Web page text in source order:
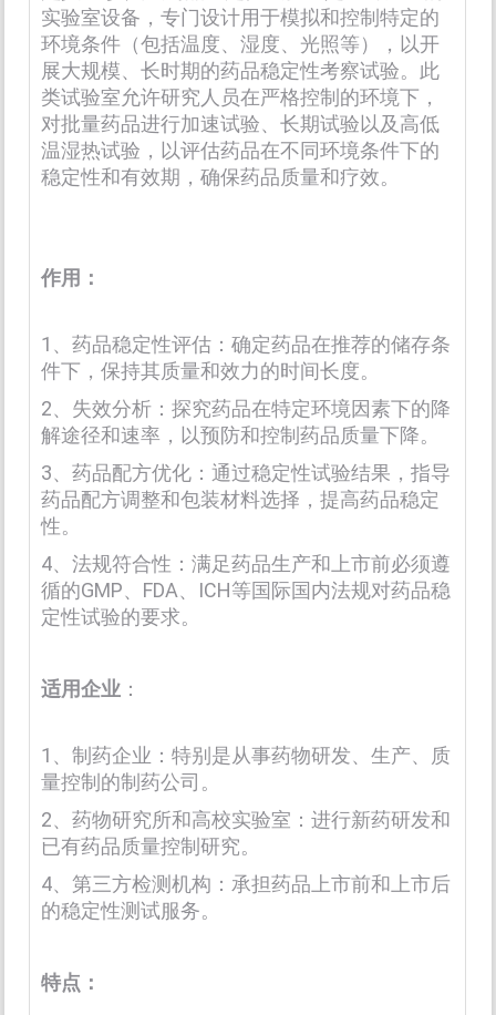
实验室设备，专门设计用于模拟和控制特定的
环境条件（包括温度、湿度、光照等），以开
展大规模、长时期的药品稳定性考察试验。此
类试验室允许研究人员在严格控制的环境下，
对批量药品进行加速试验、长期试验以及高低
温湿热试验，以评估药品在不同环境条件下的
稳定性和有效期，确保药品质量和疗效。
作用：
1、药品稳定性评估：确定药品在推荐的储存条
件下，保持其质量和效力的时间长度。
2、失效分析：探究药品在特定环境因素下的降
解途径和速率，以预防和控制药品质量下降。
3、药品配方优化：通过稳定性试验结果，指导
药品配方调整和包装材料选择，提高药品稳定
性。
4、法规符合性：满足药品生产和上市前必须遵
循的GMP、FDA、ICH等国际国内法规对药品稳
定性试验的要求。
适用企业 ：
1、制药企业：特别是从事药物研发、生产、质
量控制的制药公司。
2、药物研究所和高校实验室：进行新药研发和
已有药品质量控制研究。
4、第三方检测机构：承担药品上市前和上市后
的稳定性测试服务。
特点：